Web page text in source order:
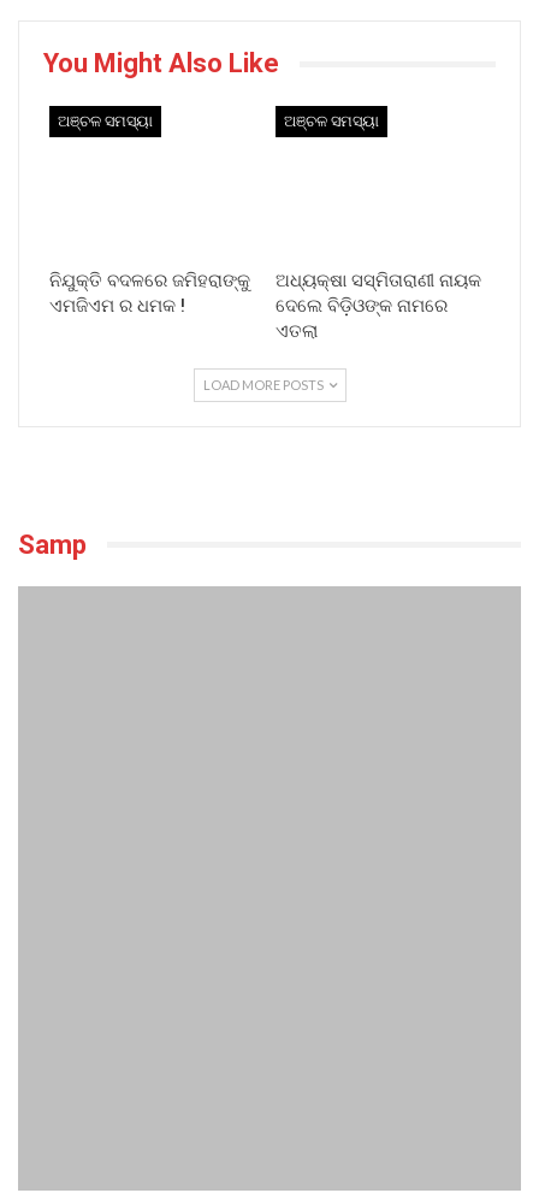
You Might Also Like
ଅଞ୍ଚଳ ସମସ୍ୟା
ନିଯୁକ୍ତି ବଦଳରେ ଜମିହରାଙ୍କୁ
ଏମଜିଏମ ର ଧମକ !
ଅଞ୍ଚଳ ସମସ୍ୟା
ଅଧ୍ୟକ୍ଷା ସସ୍ମିତାରାଣୀ ନାୟକ
ଦେଲେ ବିଡ଼ିଓଙ୍କ ନାମରେ
ଏତଲା
LOAD MORE POSTS
Samp